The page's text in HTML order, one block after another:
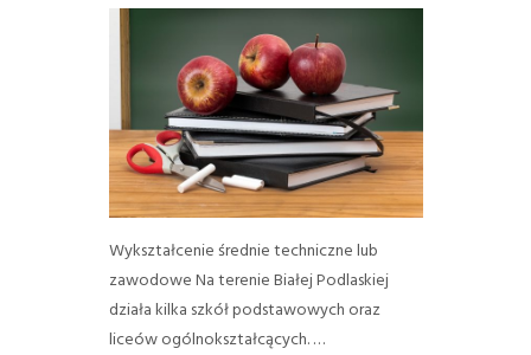
Wykształcenie średnie techniczne lub
zawodowe Na terenie Białej Podlaskiej
działa kilka szkół podstawowych oraz
liceów ogólnokształcących. …